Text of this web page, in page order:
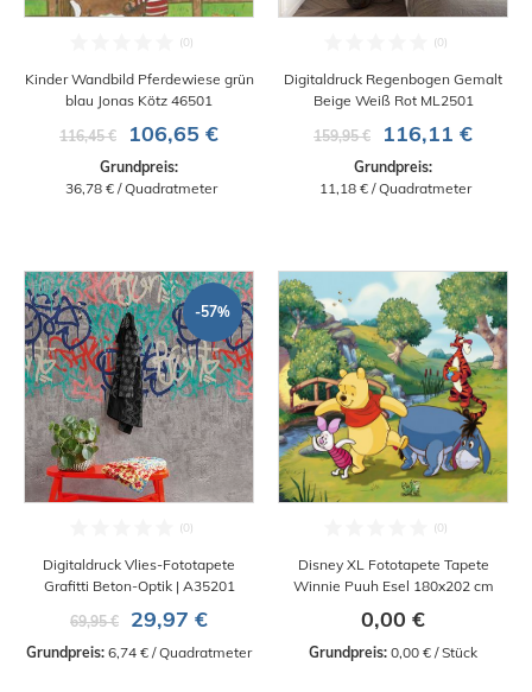
Kinder Wandbild Pferdewiese grün
blau Jonas Kötz 46501
116,45 €
106,65 €
Grundpreis:
36,78 € / Quadratmeter
Digitaldruck Regenbogen Gemalt
Beige Weiß Rot ML2501
159,95 €
116,11 €
Grundpreis:
11,18 € / Quadratmeter
-57%
Digitaldruck Vlies-Fototapete
Grafitti Beton-Optik | A35201
69,95 €
29,97 €
Grundpreis: 6,74 € / Quadratmeter
Disney XL Fototapete Tapete
Winnie Puuh Esel 180x202 cm
0,00 €
Grundpreis: 0,00 € / Stück